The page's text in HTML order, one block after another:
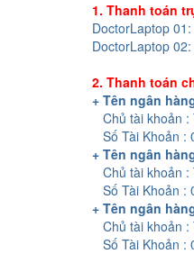
1. Thanh toán
DoctorLaptop
DoctorLaptop
2. Thanh toán
+ Tên ngân
Chủ tài khoản :
Số Tài Khoản :
+ Tên ngân
Chủ tài khoản :
Số Tài Khoản :
+ Tên ngân
Chủ tài khoản :
Số Tài Khoản :